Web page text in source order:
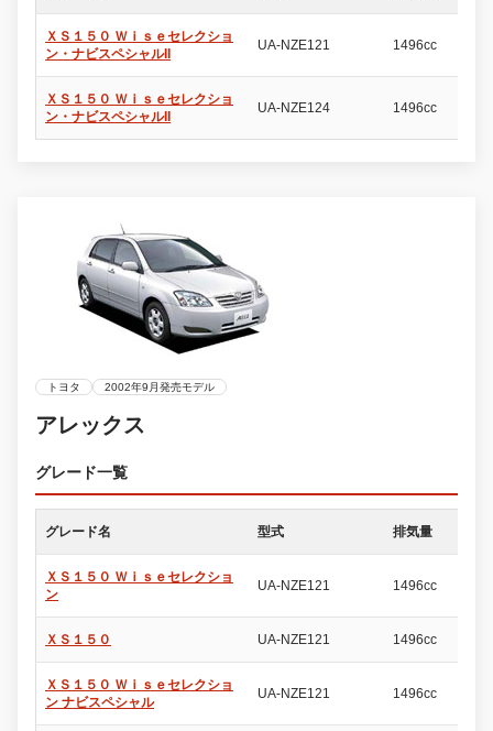
ＸＳ１５０ Ｗｉｓｅセレクショ
ン・ナビスペシャルII
UA-NZE121 1496cc
ＸＳ１５０ Ｗｉｓｅセレクショ
ン・ナビスペシャルII
UA-NZE124 1496cc
トヨタ 2002年9月発売モデル
アレックス
グレード一覧
グレード名 型式 排気量
ＸＳ１５０ Ｗｉｓｅセレクショ
ン
UA-NZE121 1496cc
ＸＳ１５０ UA-NZE121 1496cc
ＸＳ１５０ Ｗｉｓｅセレクショ
ン ナビスペシャル
UA-NZE121 1496cc